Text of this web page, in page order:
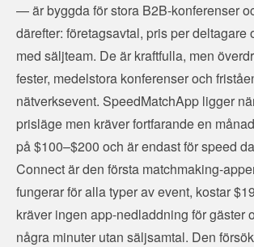
— är byggda för stora B2B-konferenser
därefter: företagsavtal, pris per deltagare
med säljteam. De är kraftfulla, men
fester, medelstora konferenser och
nätverksevent. SpeedMatchApp ligger
prisläge men kräver fortfarande en
på $100–$200 och är endast för speed
Connect är den första matchmaking-
fungerar för alla typer av event, kostar
kräver ingen app-nedladdning för gäster
några minuter utan säljsamtal. Den